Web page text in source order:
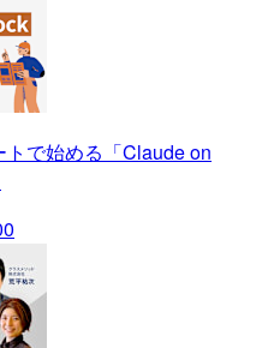
トで始める「Claude on